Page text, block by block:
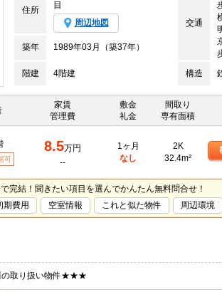
住所
目
周辺地図 交通
築年 1989年03月（築37年）
階建 4階建 構造
家賃
管理費
敷金
礼金
間取り
専有面積
可
8.5万円
--
1ヶ月
なし
2K
32.4m²
完結！聞きたい項目を選んでかんたん無料問合せ！
期費用
空室情報 これと似た物件 周辺環境
の取り扱い物件★★★